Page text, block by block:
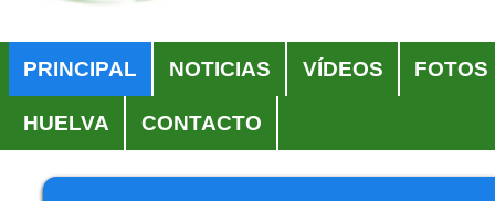
PRINCIPAL NOTICIAS VÍDEOS FOTOS
HUELVA CONTACTO